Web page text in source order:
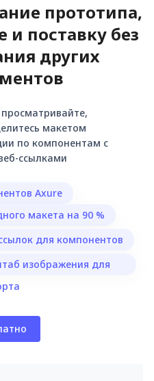
прототипа,
и поставку без
других
макетом
по компонентам с
ссылками
Axure
макета на 90 %
для компонентов
изображения для